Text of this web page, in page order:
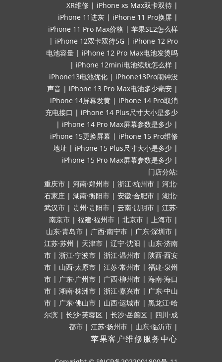
XR维修 | iPhone xs Max双卡双待 |
iPhone 11进灰 | iPhone 11 Pro换屏 |
iPhone 11 Pro Max价格 | 苹果SE2怎么样
| iPhone 12双卡双待5G | iPhone 12 Pro
电池容量 | iPhone 12 Pro Max电池发烫吗
| iPhone 12mini电池续航怎么样 |
iPhone13电池优化 | iPhone13Pro闹钟没
声音 | iPhone 13 Pro Max电池多少毫安 |
iPhone 14屏幕发黄 | iPhone 14 Pro取消
充电接口 | iPhone 14 Plus尺寸大小是多少
| iPhone 14 Pro Max屏幕参数是多少 |
iPhone 15更换屏幕 | iPhone 15 Pro维修
地址 | iPhone 15 Plus尺寸大小是多少 |
iPhone 15 Pro Max屏幕参数是多少 |
门店分站:
重庆市 | 河南·郑州市 | 浙江·杭州市 | 河北·
石家庄 | 湖南·衡阳市 | 安徽·合肥市 | 湖北·
武汉市 | 贵州·贵阳市 | 云南·昆明市 | 江苏·
南京市 | 福建·福州市 | 北京市 | 上海市 |
山东·青岛市 | 广西·南宁市 | 广东·深圳市 |
江苏·苏州 | 天津市 | 辽宁·沈阳 | 山东·济南
市 | 浙江·宁波市 | 浙江·温州市 | 陕西·西安
市 | 山西·太原市 | 江苏·常州市 | 福建·泉州
市 | 广东·广州市 | 广西·柳州市 | 海南·海口
市 | 湖南·株洲市 | 浙江·嘉兴市 | 广东·中山
市 | 广东·佛山市 | 山西·运城市 | 黑龙江·哈
尔滨 | 长沙·芙蓉区 | 长沙·岳麓区 | 四川·成
都市 | 江苏·扬州市 | 山东·临沂市 |
苹果客户维修服务中心